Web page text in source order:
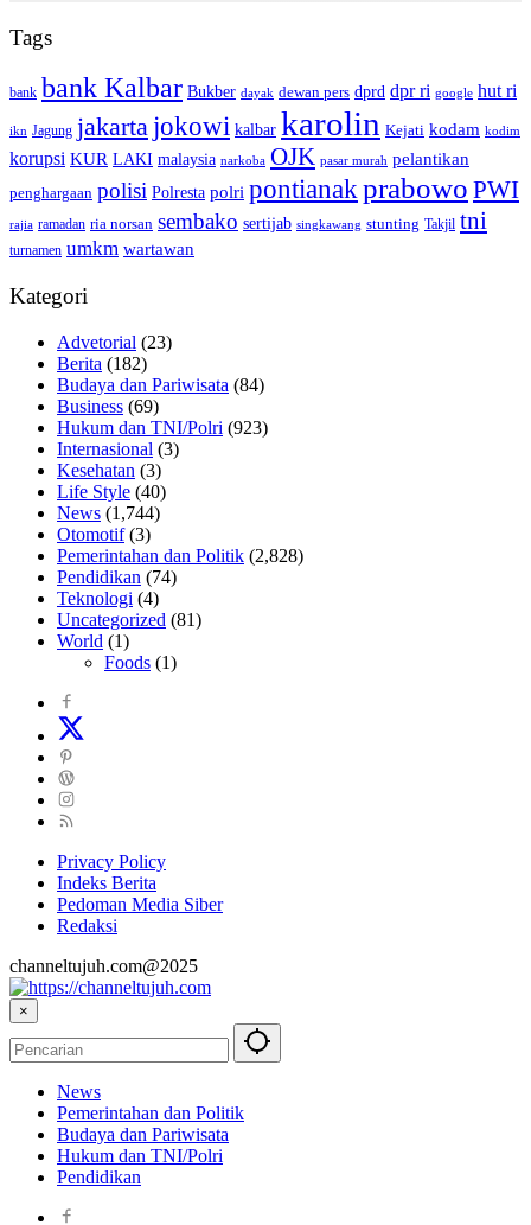
Tags
bank bank Kalbar Bukber dayak dewan pers dprd dpr ri google hut ri
ikn Jagung jakarta jokowi kalbar karolin Kejati kodam kodim
korupsi KUR LAKI malaysia narkoba OJK pasar murah pelantikan
penghargaan polisi Polresta polri pontianakprabowo PWI
rajia ramadan ria norsan sembako sertijab singkawang stunting Takjil tni
turnamen umkm wartawan
Kategori
Advetorial (23)
Berita (182)
Budaya dan Pariwisata (84)
Business (69)
Hukum dan TNI/Polri (923)
Internasional (3)
Kesehatan (3)
Life Style (40)
News (1,744)
Otomotif(3)
Pemerintahan dan Politik (2,828)
Pendidikan (74)
Teknologi (4)
Uncategorized (81)
World (1)
Foods (1)
Privacy Policy
Indeks Berita
Pedoman Media Siber
Redaksi
channeltujuh.com@2025
×
News
Pemerintahan dan Politik
Budaya dan Pariwisata
Hukum dan TNI/Polri
Pendidikan